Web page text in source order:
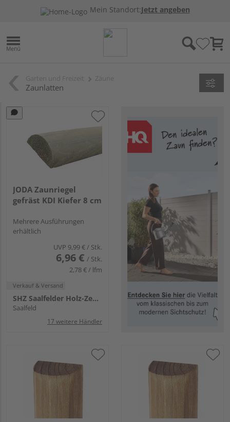
Mein Standort:Jetzt angeben
Zaunlatten
JODA Zaunriegel
gefräst KDI Kiefer 8 cm
Mehrere Ausführungen
erhältlich
UVP 9,99 €/ Stk.
6,96 € / Stk.
2,78 € / lfm
Verkauf & Versand
SHZ Saalfelder Holz-Zentrum
Saalfeld
17 weitere Händler